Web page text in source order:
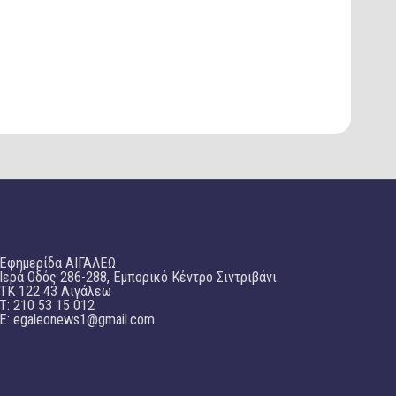
Εφημερίδα ΑΙΓΑΛΕΩ
Ιερά Οδός 286-288, Εμπορικό Κέντρο Σιντριβάνι
TK 122 43 Αιγάλεω
T: 210 53 15 012
E:egaleonews1@gmail.com